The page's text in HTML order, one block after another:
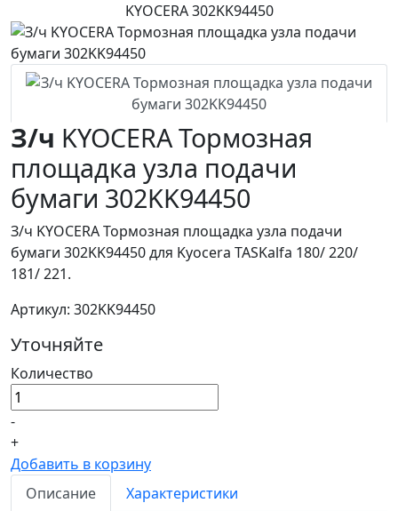
KYOCERA 302KK94450
З/ч KYOCERA Тормозная
площадка узла подачи
бумаги 302KK94450
З/ч KYOCERA Тормозная площадка узла подачи
бумаги 302KK94450 для Kyocera TASKalfa 180/ 220/
181/ 221.
Артикул: 302KK94450
Уточняйте
Количество
-
+
Добавить в корзину
Описание
Характеристики